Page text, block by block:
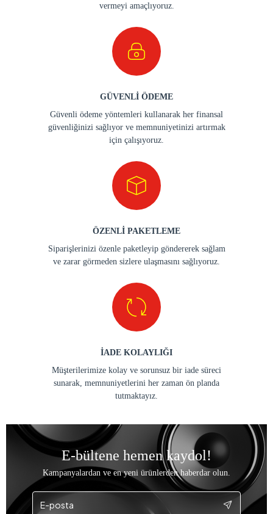
vermeyi amaçlıyoruz.
GÜVENLİ ÖDEME
Güvenli ödeme yöntemleri kullanarak her finansal
güvenliğinizi sağlıyor ve memnuniyetinizi artırmak
için çalışıyoruz.
ÖZENLİ PAKETLEME
Siparişlerinizi özenle paketleyip göndererek sağlam
ve zarar görmeden sizlere ulaşmasını sağlıyoruz.
İADE KOLAYLIĞI
Müşterilerimize kolay ve sorunsuz bir iade süreci
sunarak, memnuniyetlerini her zaman ön planda
tutmaktayız.
E-bültene hemen kaydol!
Kampanyalardan ve en yeni ürünlerden haberdar olun.